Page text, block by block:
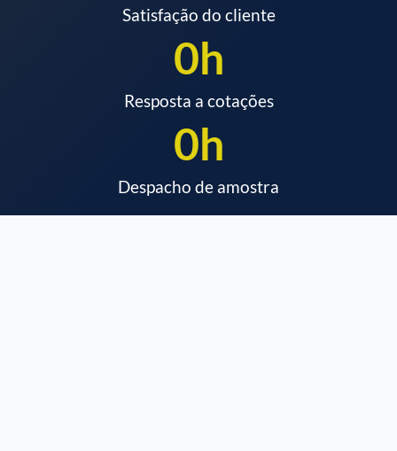
Satisfação do cliente
Resposta a cotações
0h
Despacho de amostra
0h